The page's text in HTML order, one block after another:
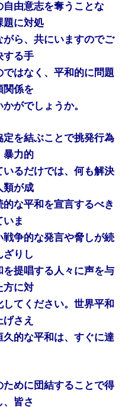
自由意志を奪うことな
題に対処
ら、共にいますのでご
する手
はなく、平和的に問題
関係を
がでしょうか。
を結ぶことで挑発行為
暴力的
るだけでは、何も解決
類が成
な平和を宣言するべき
ま
争的な発言や脅しが続
ざりし
提唱する人々に声を与
方に対
てください。世界平和
さえ
的な平和は、すぐに達
めに団結することで得
、皆さ